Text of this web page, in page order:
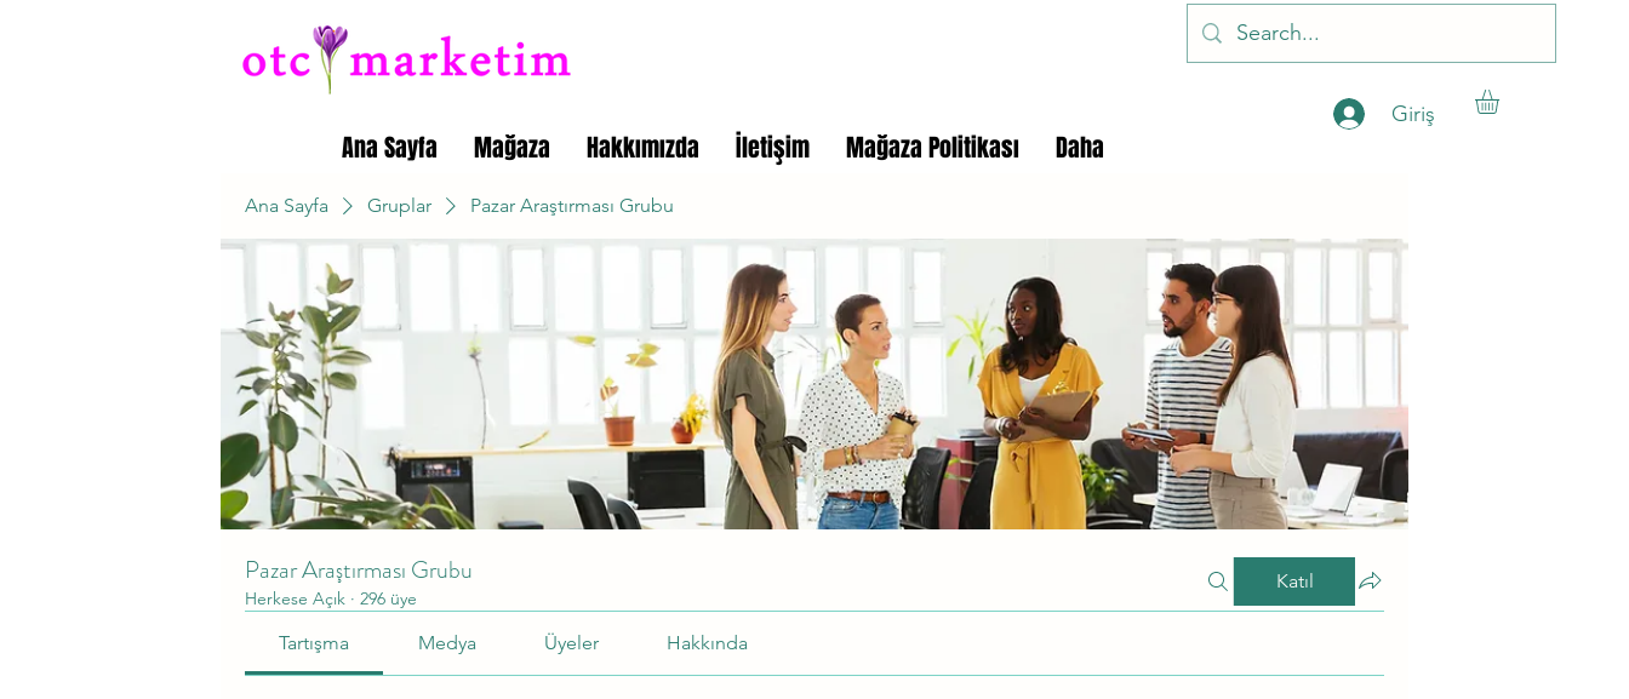
Ana Sayfa Mağaza Hakkımızda İletişim Mağaza Politikası Daha
Giriş
Ana Sayfa Gruplar Pazar Araştırması Grubu
Pazar Araştırması Grubu
Herkese Açık · 296 üye
Katıl
Tartışma Medya Üyeler Hakkında